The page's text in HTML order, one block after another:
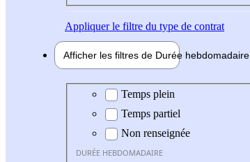
Appliquerle filtre du type de contrat
Afficher les filtres de Durée hebdomadaire
Durée hebdomadaire
Temps plein
Temps partiel
Non renseignée
DURÉE HEBDOMADAIRE